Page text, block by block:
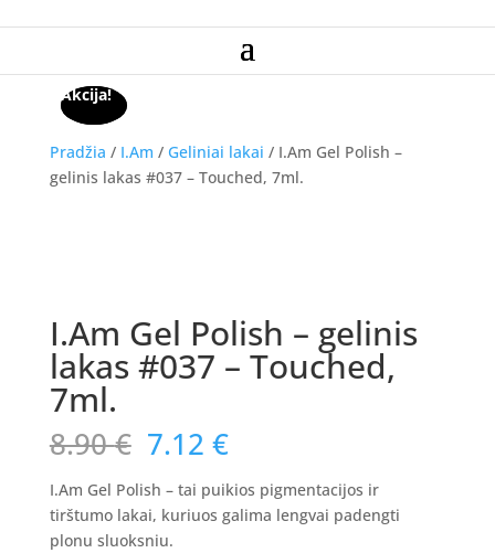
Pradžia / I.Am / Geliniai lakai / I.Am Gel Polish –
gelinis lakas #037 – Touched, 7ml.
I.Am Gel Polish – gelinis
lakas #037 – Touched,
7ml.
8.90€ Original
price
was:
8.90 €.
7.12 €Current
price
is:
7.12 €.
I.Am Gel Polish – tai puikios pigmentacijos ir
tirštumo lakai, kuriuos galima lengvai padengti
plonu sluoksniu.
Akcija!
Akcija!